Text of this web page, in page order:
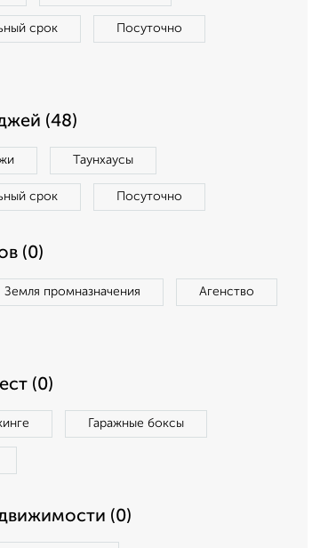
срок Посуточно
(48)
Таунхаусы
срок Посуточно
(0)
Земля промназначения Агенство
(0)
Гаражные боксы
(0)